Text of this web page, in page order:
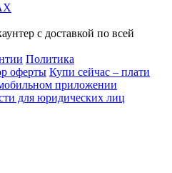
с доставкой по всей
Политика
оферты Купи сейчас – плати
приложении
для юридических лиц